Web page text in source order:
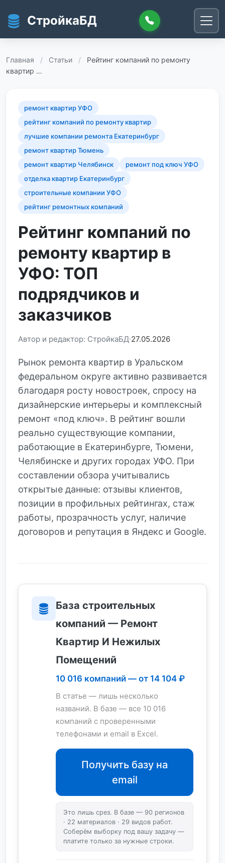
СтройкаБД
Главная / Статьи /
Рейтинг компаний по ремонту
квартир …
ремонт квартир УФО
рейтинг компаний по ремонту квартир
лучшие компании ремонта Екатеринбург
ремонт квартир Тюмень
ремонт квартир Челябинск
ремонт под ключ УФО
отделка квартир Екатеринбург
строительные компании УФО
рейтинг ремонтных компаний
Рейтинг компаний по
ремонту квартир в
УФО: ТОП
подрядчиков и
заказчиков
Автор и редактор: СтройкаБД 27.05.2026
Рынок ремонта квартир в Уральском
федеральном округе активно развивается
благодаря росту новостроек, спросу на
дизайнерские интерьеры и комплексный
ремонт «под ключ». В рейтинг вошли
реально существующие компании,
работающие в Екатеринбурге, Тюмени,
Челябинске и других городах УФО. При
составлении обзора учитывались
открытые данные: отзывы клиентов,
позиции в профильных рейтингах, стаж
работы, прозрачность услуг, наличие
договоров и репутация в Яндекс и Google.
База строительных
компаний — Ремонт
Квартир И Нежилых
Помещений
10 016 компаний — от 14 104 ₽
В статье — лишь несколько
названий. В базе — все 10 016
компаний с проверенными
телефонами и email в Excel.
Получить базу на
email
Это лишь срез. В базе — 90 регионов
· 22 материалов · 29 видов работ.
Соберём выборку под вашу задачу —
платите только за нужные строки.